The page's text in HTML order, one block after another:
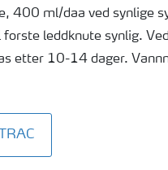
400 ml/daa ved synlige
leddknute synlig.
etter 10-14 dager.